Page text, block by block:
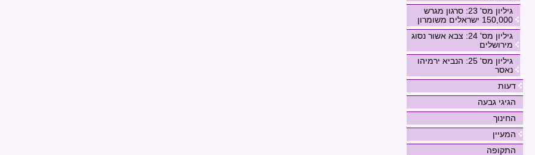
גיליון מס' 23: סרגון מגרש
150,000 ישראלים משומרון
גיליון מס' 24: צבא אשור נסוג
מירושלים
גיליון מס' 25: הנביא ירמיהו
נאסר
דעות
הגיגי גבעה
החינוך
המעיין
התקופה